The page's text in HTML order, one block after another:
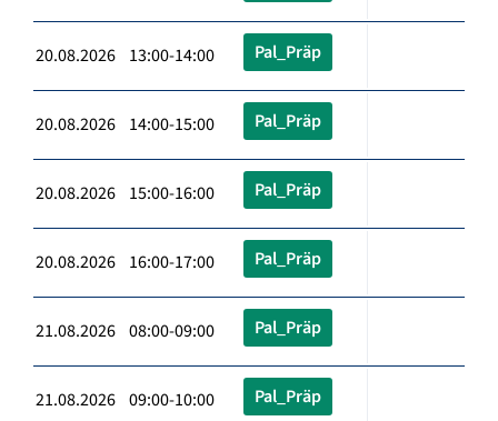
20.08.2026 13:00-14:00 Pal_Präp
20.08.2026 14:00-15:00 Pal_Präp
20.08.2026 15:00-16:00 Pal_Präp
20.08.2026 16:00-17:00 Pal_Präp
21.08.2026 08:00-09:00 Pal_Präp
21.08.2026 09:00-10:00 Pal_Präp